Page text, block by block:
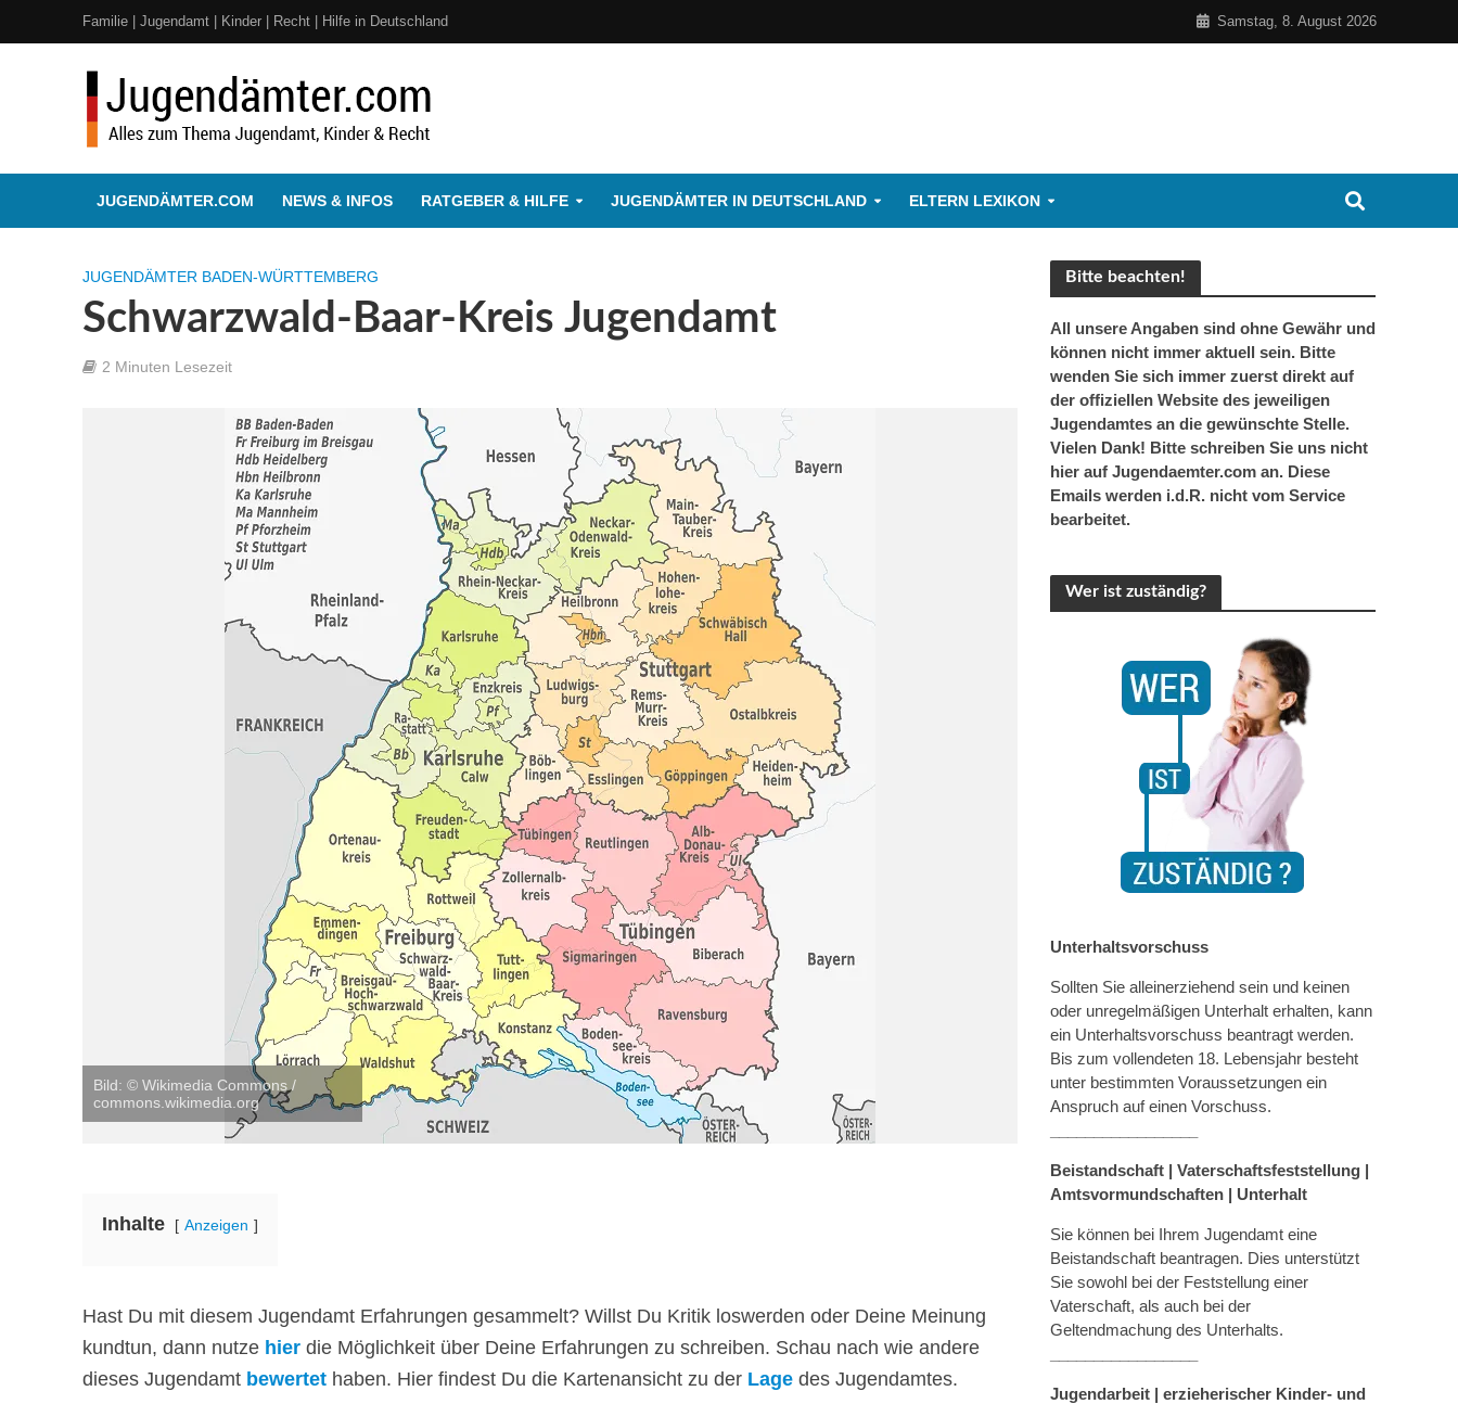
Familie | Jugendamt | Kinder | Recht | Hilfe in Deutschland Samstag, 8. August 2026
JUGENDÄMTER.COM NEWS & INFOS RATGEBER & HILFE JUGENDÄMTER IN DEUTSCHLAND ELTERN LEXIKON
JUGENDÄMTER BADEN-WÜRTTEMBERG
Schwarzwald-Baar-Kreis Jugendamt
2 Minuten Lesezeit
Bild: © Wikimedia Commons /
commons.wikimedia.org
Inhalte Anzeigen
Hast Du mit diesem Jugendamt Erfahrungen gesammelt? Willst Du Kritik loswerden oder Deine Meinung
kundtun, dann nutze hierdie Möglichkeit über Deine Erfahrungen zu schreiben. Schau nach wie andere
dieses Jugendamt bewertethaben. Hier findest Du die Kartenansicht zu der Lagedes Jugendamtes.
Bitte beachten!
All unsere Angaben sind ohne Gewähr und
können nicht immer aktuell sein. Bitte
wenden Sie sich immer zuerst direkt auf
der offiziellen Website des jeweiligen
Jugendamtes an die gewünschte Stelle.
Vielen Dank! Bitte schreiben Sie uns nicht
hier auf Jugendaemter.com an. Diese
Emails werden i.d.R. nicht vom Service
bearbeitet.
Wer ist zuständig?
Unterhaltsvorschuss
Sollten Sie alleinerziehend sein und keinen
oder unregelmäßigen Unterhalt erhalten, kann
ein Unterhaltsvorschuss beantragt werden.
Bis zum vollendeten 18. Lebensjahr besteht
unter bestimmten Voraussetzungen ein
Anspruch auf einen Vorschuss.
Beistandschaft | Vaterschaftsfeststellung |
Amtsvormundschaften | Unterhalt
Sie können bei Ihrem Jugendamt eine
Beistandschaft beantragen. Dies unterstützt
Sie sowohl bei der Feststellung einer
Vaterschaft, als auch bei der
Geltendmachung des Unterhalts.
Jugendarbeit | erzieherischer Kinder- und